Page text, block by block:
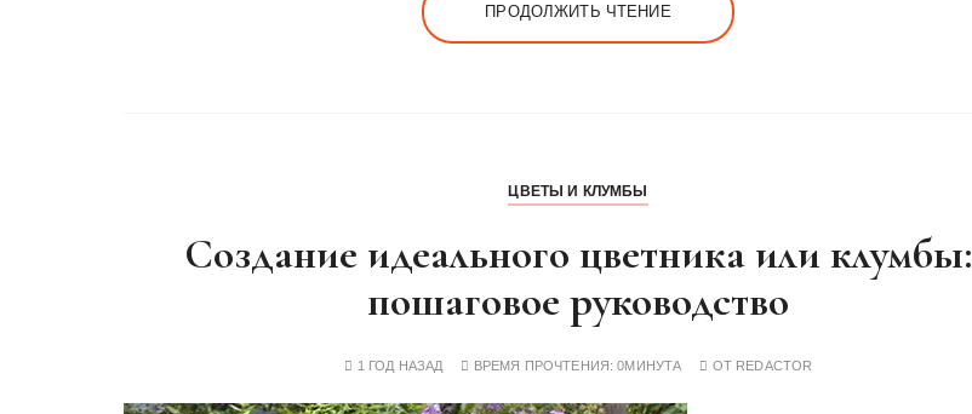
ПРОДОЛЖИТЬ ЧТЕНИЕ
ЦВЕТЫ И КЛУМБЫ
Создание идеального цветника или клумбы:
пошаговое руководство
1 ГОД НАЗАД ВРЕМЯ ПРОЧТЕНИЯ:0МИНУТА ОТ REDACTOR